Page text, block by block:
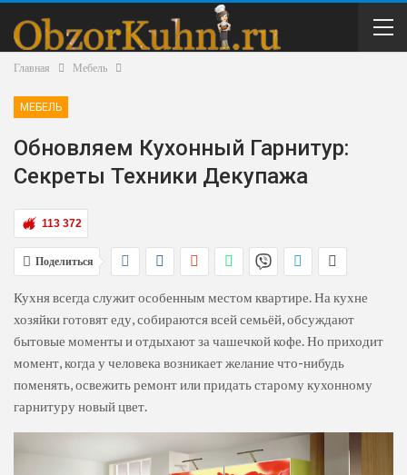
Главная Мебель
МЕБЕЛЬ
Обновляем Кухонный Гарнитур:
Секреты Техники Декупажа
113 372
Поделиться
Кухня всегда служит особенным местом квартире. На кухне
хозяйки готовят еду, собираются всей семьёй, обсуждают
бытовые моменты и отдыхают за чашечкой кофе. Но приходит
момент, когда у человека возникает желание что-нибудь
поменять, освежить ремонт или придать старому кухонному
гарнитуру новый цвет.